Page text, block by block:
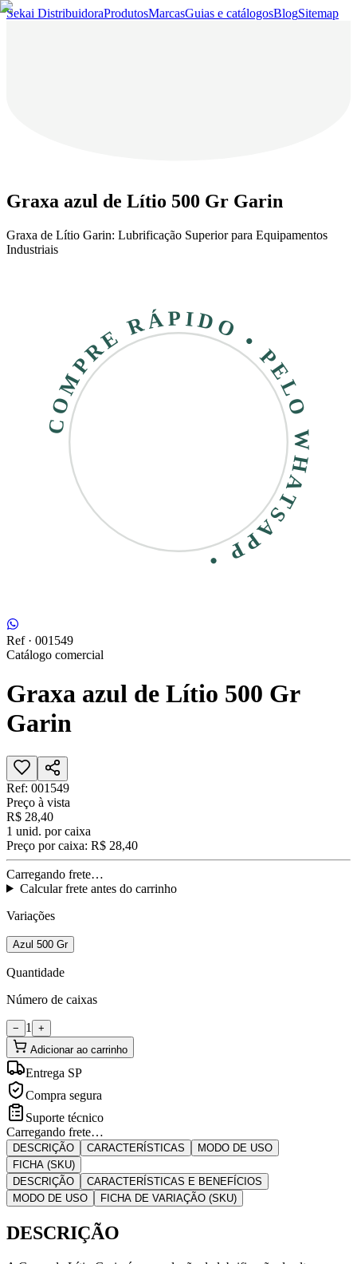
Sekai DistribuidoraProdutosMarcasGuias e catálogosBlogSitemap
Graxa azul de Lítio 500 Gr Garin
Graxa de Lítio Garin: Lubrificação Superior para Equipamentos
Industriais
COMPRE RÁPIDO • PELO WHATSAPP •
Ref · 001549
Catálogo comercial
Graxa azul de Lítio 500 Gr
Garin
Ref: 001549
Preço à vista
R$ 28,40
1 unid. por caixa
Preço por caixa: R$ 28,40
Carregando frete…
Calcular frete antes do carrinho
Variações
Azul 500 Gr
Quantidade
Número de caixas
− 1
+
Adicionar ao carrinho
Entrega SP
Compra segura
Suporte técnico
Carregando frete…
DESCRIÇÃO CARACTERÍSTICAS
MODO DE USO
FICHA (SKU)
DESCRIÇÃO
CARACTERÍSTICAS E BENEFÍCIOS
MODO DE USO
FICHA DE VARIAÇÃO (SKU)
DESCRIÇÃO